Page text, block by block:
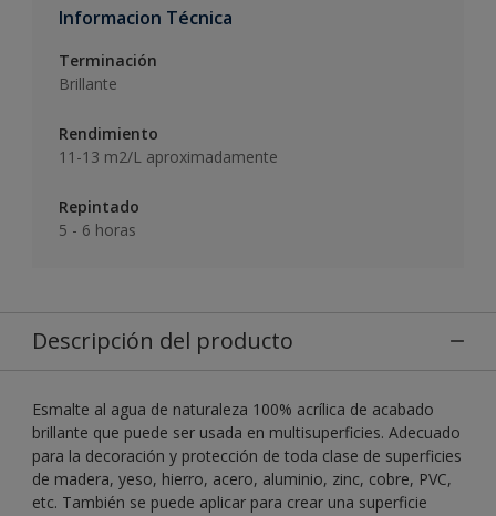
Informacion Técnica
Terminación
Brillante
Rendimiento
11-13 m2/L aproximadamente
Repintado
5 - 6 horas
Descripción del producto
Esmalte al agua de naturaleza 100% acrílica de acabado
brillante que puede ser usada en multisuperficies. Adecuado
para la decoración y protección de toda clase de superficies
de madera, yeso, hierro, acero, aluminio, zinc, cobre, PVC,
etc. También se puede aplicar para crear una superficie